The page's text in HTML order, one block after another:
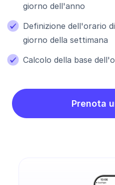
giorno dell'anno
Definizione dell'orario
giorno della settimana
Calcolo della base
Prenota